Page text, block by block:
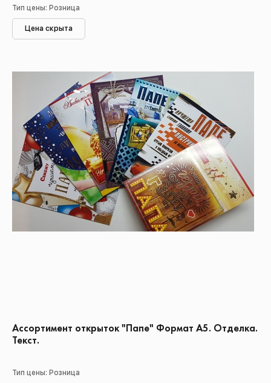
Тип цены: Розница
Цена скрыта
Ассортимент открыток "Папе" Формат А5. Отделка.
Текст.
Тип цены: Розница